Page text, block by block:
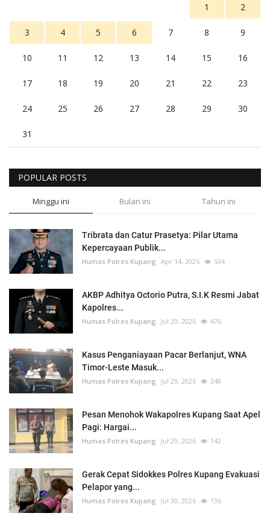
1
2
3 4 5 6 7 8 9
10 11 12 13 14 15 16
17 18 19 20 21 22 23
24 25 26 27 28 29 30
31
POPULAR POSTS
Minggu ini Bulan ini Tahun ini
Tribrata dan Catur Prasetya: Pilar Utama
Kepercayaan Publik...
Humas Polres Kupang Apr 14, 2025 534
AKBP Adhitya Octorio Putra, S.I.K Resmi Jabat
Kapolres...
Humas Polres Kupang Jul 29, 2026 476
Kasus Penganiayaan Pacar Berlanjut, WNA
Timor-Leste Masuk...
Humas Polres Kupang Jul 29, 2026 248
Pesan Menohok Wakapolres Kupang Saat Apel
Pagi: Hargai...
Humas Polres Kupang Jul 29, 2026 142
Gerak Cepat Sidokkes Polres Kupang Evakuasi
Pelapor yang...
Humas Polres Kupang Jul 30, 2026 136